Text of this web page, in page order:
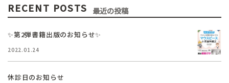
RECENT POSTS 最近の投稿
✨第2弾書籍出版のお知らせ✨
2022.01.24
休診日のお知らせ